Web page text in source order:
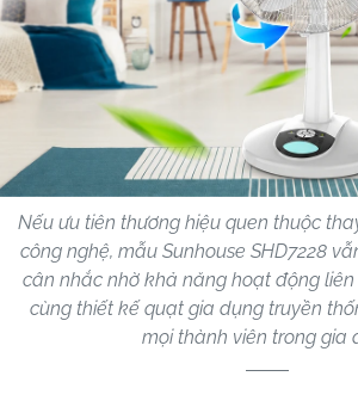
Nếu ưu tiên thương hiệu quen thuộc
công nghệ, mẫu Sunhouse SHD7228
cân nhắc nhờ khả năng hoạt động liên
cùng thiết kế quạt gia dụng truyền
mọi thành viên trong gia